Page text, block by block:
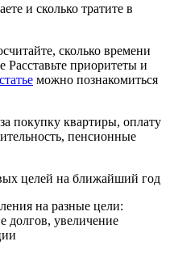
и сколько тратите в
сколько времени
приоритеты и
можно познакомиться
покупку квартиры, оплату
пенсионные
целей на ближайший год
на разные цели:
долгов, увеличение